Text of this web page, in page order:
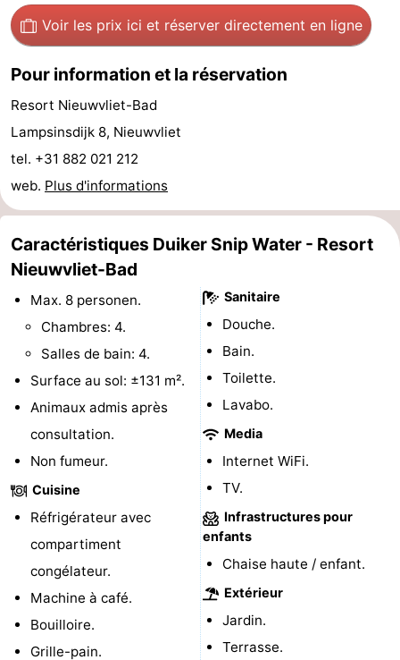
Route
Médicales
Région
Zeeland
Walcheren
-
Domburg
Zoutelande
Vlissingen
-
Middelburg
Zeeuws-
Vlaanderen
-
Nieuwvliet
Breskens
Cadzand-
-
Voir les prix ici et réserver directement en ligne
Pour information et la réservation
Resort Nieuwvliet-Bad
Lampsinsdijk 8, Nieuwvliet
tel. +31 882 021 212
web. Plus d'informations
Caractéristiques Duiker Snip Water - Resort
Nieuwvliet-Bad
Max. 8 personen.
Chambres: 4.
Salles de bain: 4.
Surface au sol: ±131 m².
Animaux admis après
consultation.
Non fumeur.
Cuisine
Réfrigérateur avec
compartiment
congélateur.
Machine à café.
Bouilloire.
Grille-pain.
Sanitaire
Douche.
Bain.
Toilette.
Lavabo.
Media
Internet WiFi.
TV.
Infrastructures pour
enfants
Chaise haute / enfant.
Extérieur
Jardin.
Terrasse.